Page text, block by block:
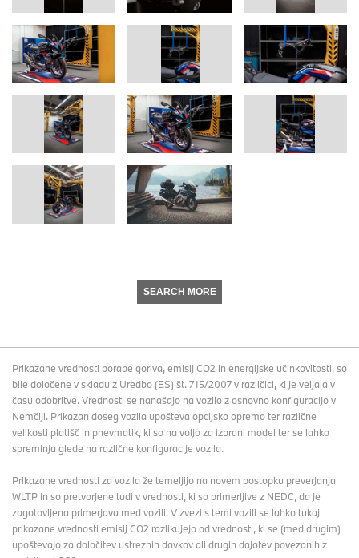
SEARCH MORE
Prikazane vrednosti porabe goriva, emisij CO2 in energijske učinkovitosti, so
bile določene v skladu z Uredbo (ES) št. 715/2007 v različici, ki je veljala v
času odobritve. Vrednosti se nanašajo na vozilo z osnovno konfiguracijo v
Nemčiji. Prikazan doseg vozila upošteva opcijsko opremo ter različne
velikosti platišč in pnevmatik, ki so na voljo za izbrani model ter se lahko
spreminja glede na različne konfiguracije vozila.
Prikazane vrednosti za vozila že temeljijo na novem postopku preverjanja
WLTP in so pretvorjene tudi v vrednosti, ki so primerljive z NEDC, da je
zagotovljena primerjava med vozili. V zvezi s temi vozili se lahko tukaj
prikazane vrednosti emisij CO2 razlikujejo od vrednosti, ki se (med drugim)
upoštevajo za določitev ustreznih davkov ali drugih dajatev povezanih z